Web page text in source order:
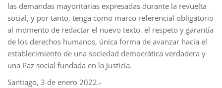
las demandas mayoritarias expresadas durante la revuelta
social, y por tanto, tenga como marco referencial obligatorio
al momento de redactar el nuevo texto, el respeto y garantía
de los derechos humanos, única forma de avanzar hacia el
establecimiento de una sociedad democrática verdadera y
una Paz social fundada en la Justicia.
Santiago, 3 de enero 2022.-